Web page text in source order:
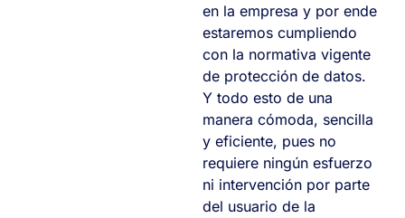
en la empresa y por ende
estaremos cumpliendo
con la normativa vigente
de protección de datos.
Y todo esto de una
manera cómoda, sencilla
y eficiente, pues no
requiere ningún esfuerzo
ni intervención por parte
del usuario de la